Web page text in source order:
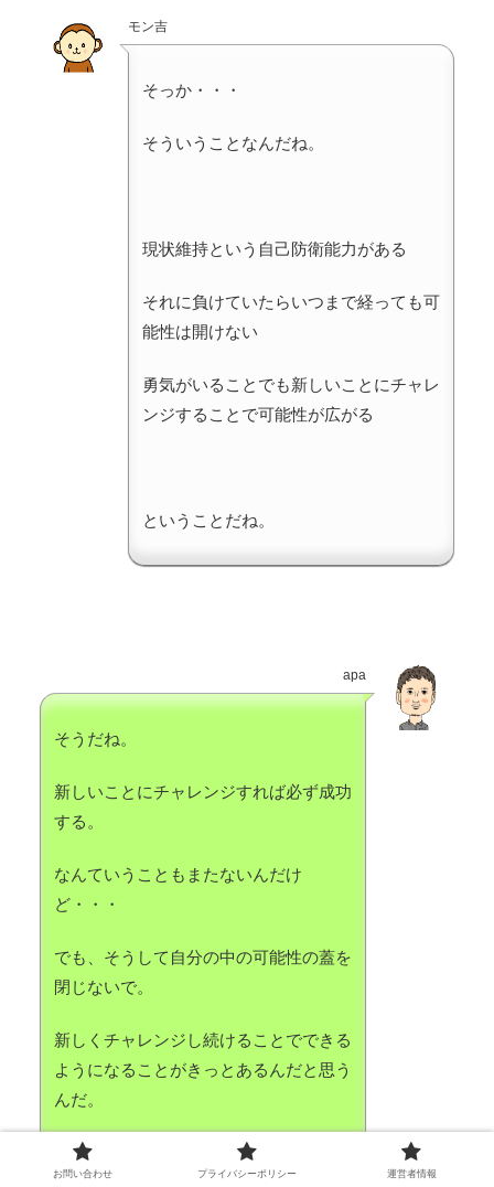
モン吉
そっか・・・
そういうことなんだね。
現状維持という自己防衛能力がある
それに負けていたらいつまで経っても可
能性は開けない
勇気がいることでも新しいことにチャレ
ンジすることで可能性が広がる
ということだね。
apa
そうだね。
新しいことにチャレンジすれば必ず成功
する。
なんていうこともまたないんだけ
ど・・・
でも、そうして自分の中の可能性の蓋を
閉じないで。
新しくチャレンジし続けることでできる
ようになることがきっとあるんだと思う
んだ。
だから、自分で自分の可能性を閉じない
で。
お問い合わせ プライバシーポリシー 運営者情報